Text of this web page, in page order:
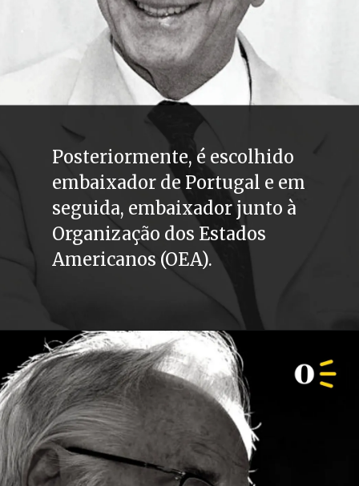
Posteriormente, é escolhido
embaixador de Portugal e em
seguida, embaixador junto à
Organização dos Estados
Americanos (OEA).